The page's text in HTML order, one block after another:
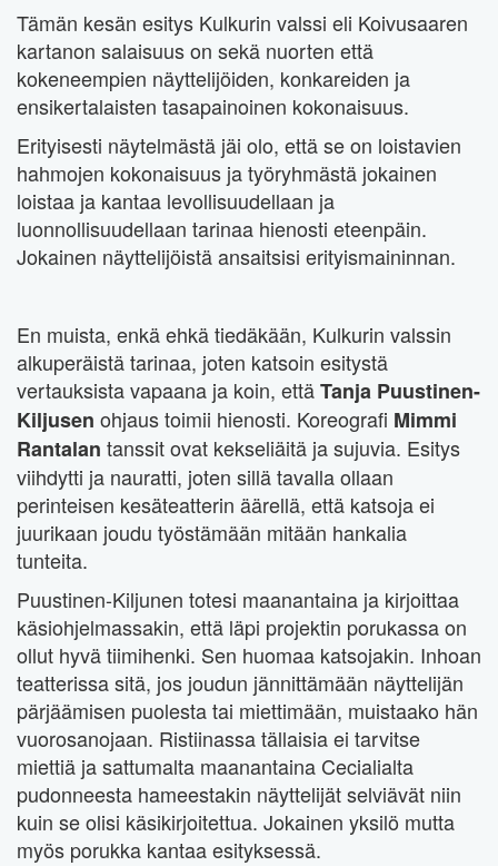
Tämän kesän esitys Kulkurin valssi eli Koivusaaren
kartanon salaisuus on sekä nuorten että
kokeneempien näyttelijöiden, konkareiden ja
ensikertalaisten tasapainoinen kokonaisuus.
Erityisesti näytelmästä jäi olo, että se on loistavien
hahmojen kokonaisuus ja työryhmästä jokainen
loistaa ja kantaa levollisuudellaan ja
luonnollisuudellaan tarinaa hienosti eteenpäin.
Jokainen näyttelijöistä ansaitsisi erityismaininnan.
En muista, enkä ehkä tiedäkään, Kulkurin valssin
alkuperäistä tarinaa, joten katsoin esitystä
vertauksista vapaana ja koin, ettäTanja Puustinen-
Kiljusen ohjaus toimii hienosti. Koreografi Mimmi
Rantalan tanssit ovat kekseliäitä ja sujuvia. Esitys
viihdytti ja nauratti, joten sillä tavalla ollaan
perinteisen kesäteatterin äärellä, että katsoja ei
juurikaan joudu työstämään mitään hankalia
tunteita.
Puustinen-Kiljunen totesi maanantaina ja kirjoittaa
käsiohjelmassakin, että läpi projektin porukassa on
ollut hyvä tiimihenki. Sen huomaa katsojakin. Inhoan
teatterissa sitä, jos joudun jännittämään näyttelijän
pärjäämisen puolesta tai miettimään, muistaako hän
vuorosanojaan. Ristiinassa tällaisia ei tarvitse
miettiä ja sattumalta maanantaina Cecialialta
pudonneesta hameestakin näyttelijät selviävät niin
kuin se olisi käsikirjoitettua. Jokainen yksilö mutta
myös porukka kantaa esityksessä.